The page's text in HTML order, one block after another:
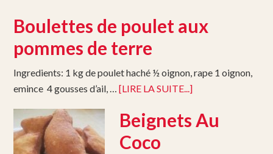
Boulettes de poulet aux
pommes de terre
Ingredients: 1 kg de poulet haché ½ oignon, rape 1 oignon,
emince 4 gousses d’ail, …[LIRE LA SUITE...]
Beignets Au
Coco